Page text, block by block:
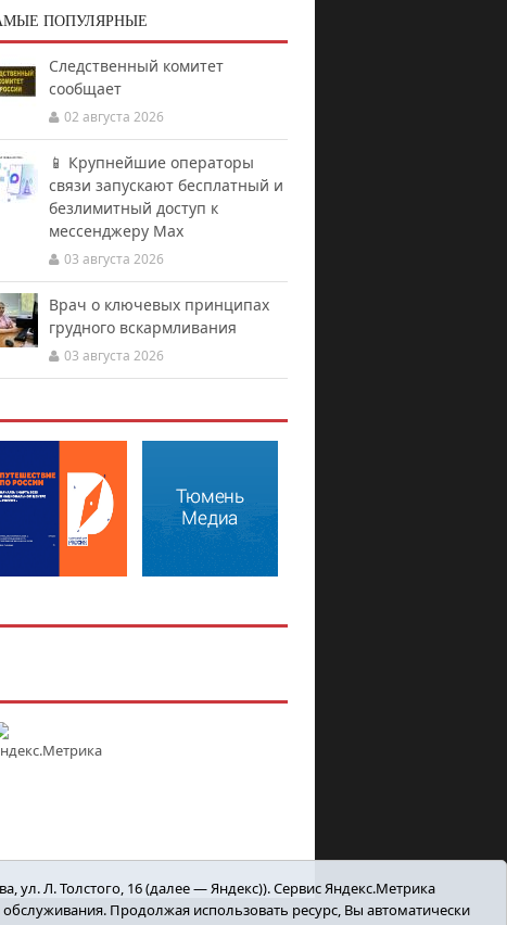
ПОПУЛЯРНЫЕ
Следственный комитет
сообщает
02 августа 2026
📱 Крупнейшие операторы
связи запускают бесплатный и
безлимитный доступ к
мессенджеру Мах
03 августа 2026
Врач о ключевых принципах
грудного вскармливания
03 августа 2026
ул. Л. Толстого, 16 (далее — Яндекс)). Сервис Яндекс.Метрика
Продолжая использовать ресурс, Вы автоматически